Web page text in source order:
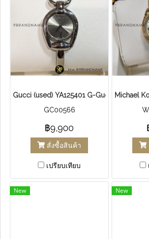
Gucci (used) YA125401 G-Gucci Ladies
GC00566
฿9,900
สั่งซื้อสินค้า
เปรียบเทียบ
Michael
New New